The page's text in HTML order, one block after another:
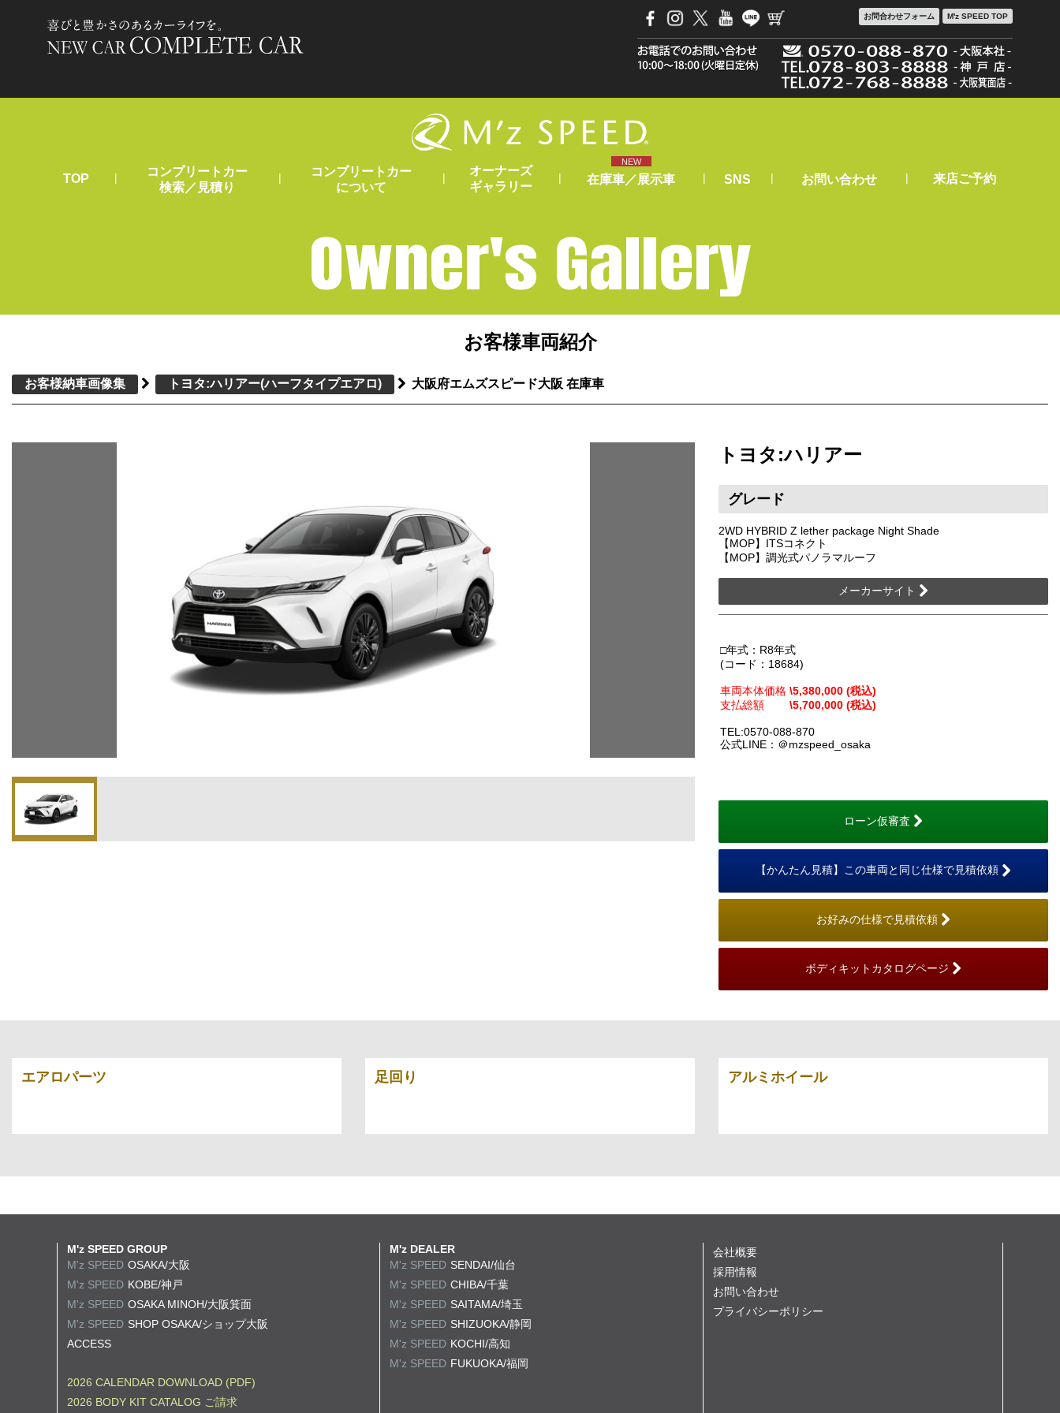
お問合わせフォーム M'z SPEED TOP
TOP |
コンプリートカー
検索／見積り
|
コンプリートカー
について
|
オーナーズ
ギャラリー
|
NEW
在庫車／展示車 | SNS | お問い合わせ | 来店ご予約
Owner's Gallery
お客様車両紹介
お客様納車画像集 トヨタ:ハリアー(ハーフタイプエアロ) 大阪府エムズスピード大阪 在庫車
トヨタ:ハリアー
グレード
2WD HYBRID Z lether package Night Shade
【MOP】ITSコネクト
【MOP】調光式パノラマルーフ
メーカーサイト
□年式：R8年式
(コード：18684)
車両本体価格 \5,380,000 (税込)
支払総額
\5,700,000 (税込)
TEL:0570-088-870
公式LINE：＠mzspeed_osaka
ローン仮審査
【かんたん見積】この車両と同じ仕様で見積依頼
お好みの仕様で見積依頼
ボディキットカタログページ
エアロパーツ 足回り アルミホイール
M'z SPEED GROUP
M'z SPEED OSAKA/大阪
M'z SPEED KOBE/神戸
M'z SPEED OSAKA MINOH/大阪箕面
M'z SPEED SHOP OSAKA/ショップ大阪
ACCESS
2026 CALENDAR DOWNLOAD (PDF)
2026 BODY KIT CATALOG ご請求
M'z DEALER
M'z SPEED SENDAI/仙台
M'z SPEED CHIBA/千葉
M'z SPEED SAITAMA/埼玉
M'z SPEED SHIZUOKA/静岡
M'z SPEED KOCHI/高知
M'z SPEED FUKUOKA/福岡
会社概要
採用情報
お問い合わせ
プライバシーポリシー